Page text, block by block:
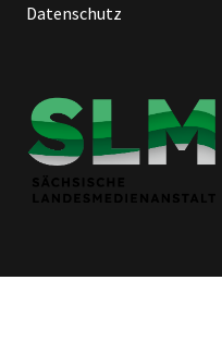
Datenschutz